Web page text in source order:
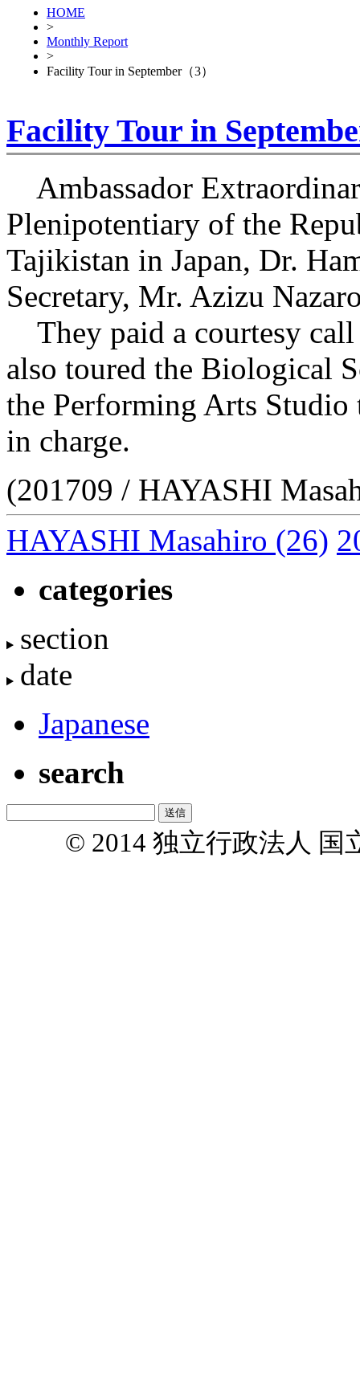
HOME
>
Monthly Report
>
Facility Tour in September（3）
Facility Tour in
Ambassador
Plenipotentiary of the
Tajikistan in Japan, Dr.
Secretary, Mr. Azizu
They paid a courtesy call
also toured the Biological
the Performing Arts
in charge.
(201709 / HAYASHI
HAYASHI Masahiro (26)
categories
section
date
Japanese
search
© 2014 独立行政法人 国